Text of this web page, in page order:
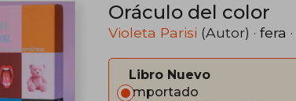
Oráculo del color
Violeta Parisi (Autor) · fera
Libro Nuevo
Importado